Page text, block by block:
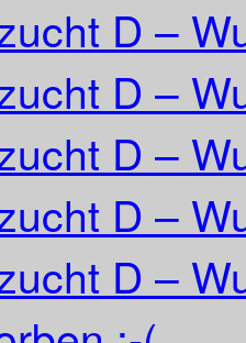
D –
D –
D –
D –
D –